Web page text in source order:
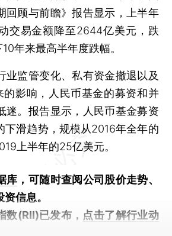
回顾与前瞻》报告显示，上半年
交易金额降至2644亿美元，跌
年来最高半年度跌幅。
监管变化、私有资金撤退以及
的影响，人民币基金的募资和并
迷。报告显示，人民币基金募资
下滑趋势，规模从2016年全年的
上半年的25亿美元。
库 ，可随时查阅公司股价走势、
信息。
数(RII)已发布， 点击了解行业动